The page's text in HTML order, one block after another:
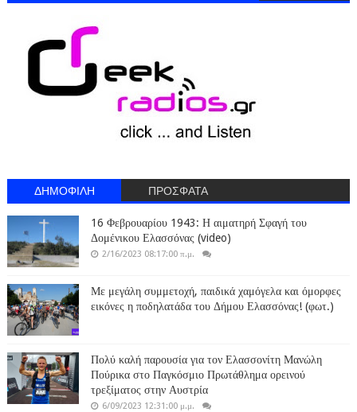
ΔΗΜΟΦΙΛΗ ΠΡΟΣΦΑΤΑ
16 Φεβρουαρίου 1943: Η αιματηρή Σφαγή του
Δομένικου Ελασσόνας (video)
2/16/2023 08:17:00 π.μ.
Με μεγάλη συμμετοχή, παιδικά χαμόγελα και όμορφες
εικόνες η ποδηλατάδα του Δήμου Ελασσόνας! (φωτ.)
Πολύ καλή παρουσία για τον Ελασσονίτη Μανώλη
Πούρικα στο Παγκόσμιο Πρωτάθλημα ορεινού
τρεξίματος στην Αυστρία
6/09/2023 12:31:00 μ.μ.